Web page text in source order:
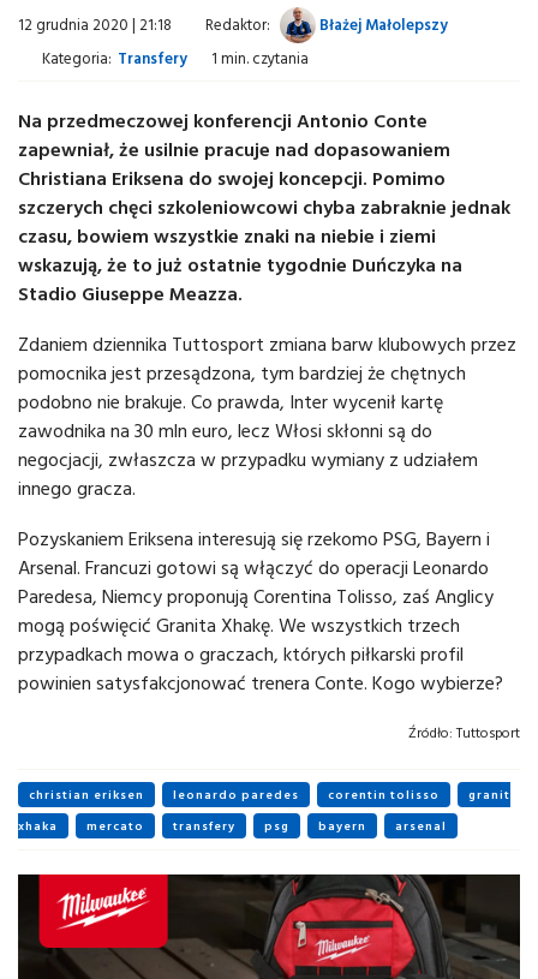
12 grudnia 2020 | 21:18 Redaktor:
Błażej Małolepszy
Kategoria: Transfery 1 min. czytania
Na przedmeczowej konferencji Antonio Conte
zapewniał, że usilnie pracuje nad dopasowaniem
Christiana Eriksena do swojej koncepcji. Pomimo
szczerych chęci szkoleniowcowi chyba zabraknie jednak
czasu, bowiem wszystkie znaki na niebie i ziemi
wskazują, że to już ostatnie tygodnie Duńczyka na
Stadio Giuseppe Meazza.
Zdaniem dziennika Tuttosport zmiana barw klubowych przez
pomocnika jest przesądzona, tym bardziej że chętnych
podobno nie brakuje. Co prawda, Inter wycenił kartę
zawodnika na 30 mln euro, lecz Włosi skłonni są do
negocjacji, zwłaszcza w przypadku wymiany z udziałem
innego gracza.
Pozyskaniem Eriksena interesują się rzekomo PSG, Bayern i
Arsenal. Francuzi gotowi są włączyć do operacji Leonardo
Paredesa, Niemcy proponują Corentina Tolisso, zaś Anglicy
mogą poświęcić Granita Xhakę. We wszystkich trzech
przypadkach mowa o graczach, których piłkarski profil
powinien satysfakcjonować trenera Conte. Kogo wybierze?
Źródło:Tuttosport
christian eriksen leonardo paredes corentin tolisso
granit
xhaka
mercato transfery psg bayern arsenal